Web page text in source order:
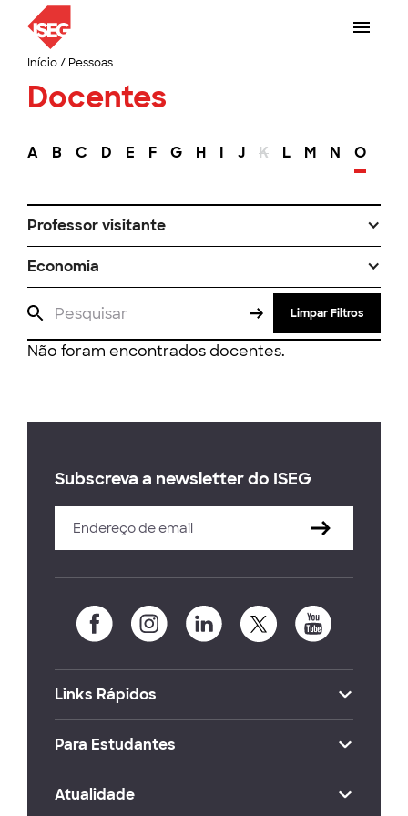
Início/ Pessoas
Docentes
A B C D E F G H I J K L M N O
Professor visitante
Economia
Limpar Filtros
Não foram encontrados docentes.
Subscreva a newsletter do ISEG
Links Rápidos
Para Estudantes
Atualidade